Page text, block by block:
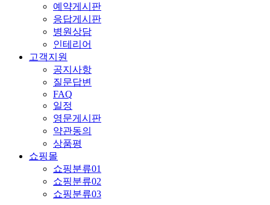
예약게시판
응답게시판
병원상담
인테리어
고객지원
공지사항
질문답변
FAQ
일정
영문게시판
약관동의
상품평
쇼핑몰
쇼핑분류01
쇼핑분류02
쇼핑분류03